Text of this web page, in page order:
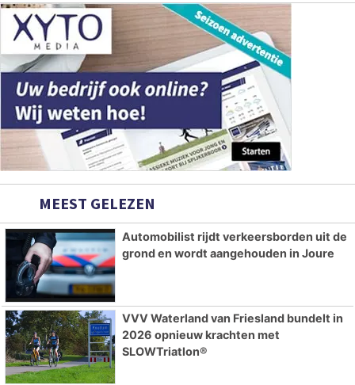
MEEST GELEZEN
Automobilist rijdt verkeersborden uit de
grond en wordt aangehouden in Joure
VVV Waterland van Friesland bundelt in
2026 opnieuw krachten met
SLOWTriatlon®